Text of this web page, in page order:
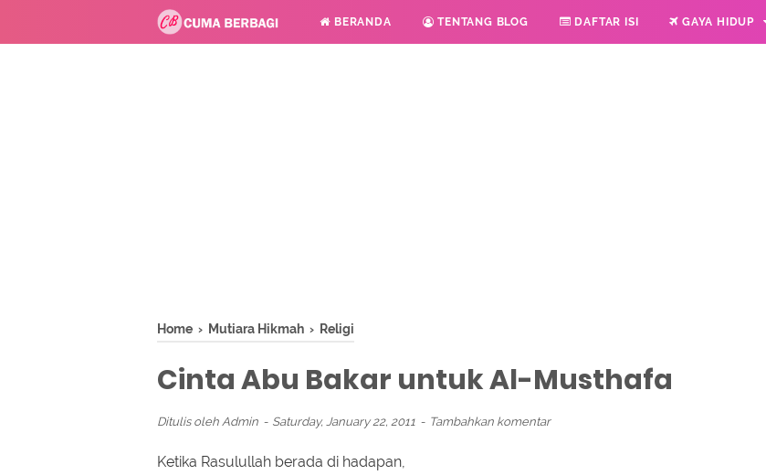
BERANDA TENTANG BLOG DAFTAR ISI GAYA HIDUP
Home › Mutiara Hikmah › Religi
Cinta Abu Bakar untuk Al-Musthafa
Ditulis oleh Admin Saturday, January 22, 2011 Tambahkan komentar
Ketika Rasulullah berada di hadapan,